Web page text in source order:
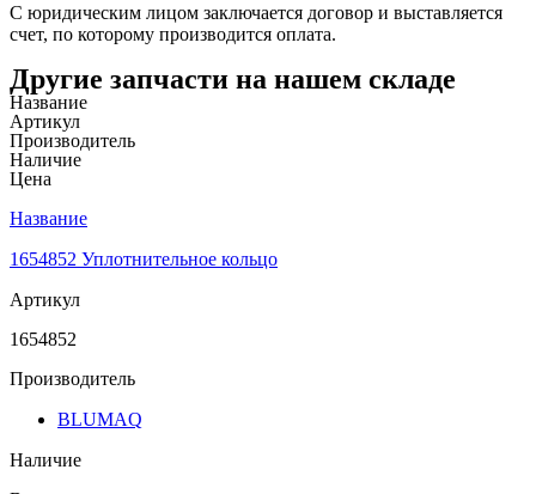
С юридическим лицом заключается договор и выставляется
счет, по которому производится оплата.
Другие запчасти на нашем складе
Название
Артикул
Производитель
Наличие
Цена
Название
1654852 Уплотнительное кольцо
Артикул
1654852
Производитель
BLUMAQ
Наличие